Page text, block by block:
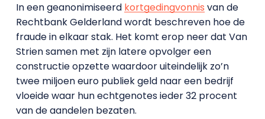
In een geanonimiseerd kortgedingvonnis van de
Rechtbank Gelderland wordt beschreven hoe de
fraude in elkaar stak. Het komt erop neer dat Van
Strien samen met zijn latere opvolger een
constructie opzette waardoor uiteindelijk zo’n
twee miljoen euro publiek geld naar een bedrijf
vloeide waar hun echtgenotes ieder 32 procent
van de aandelen bezaten.